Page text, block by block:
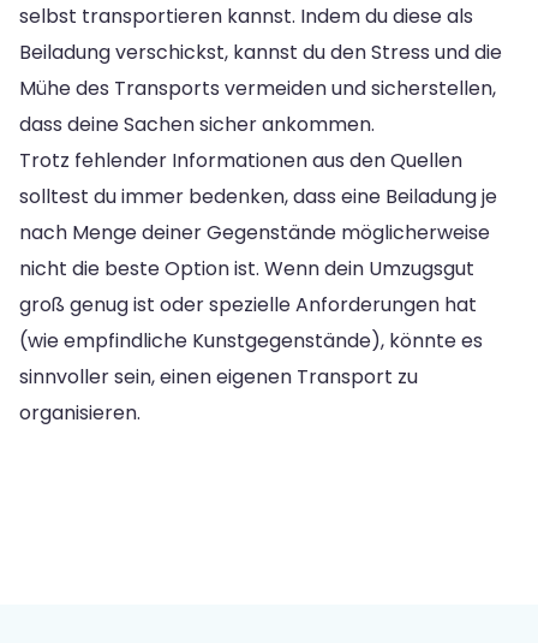
selbst transportieren kannst. Indem du diese als
Beiladung verschickst, kannst du den Stress und die
Mühe des Transports vermeiden und sicherstellen,
dass deine Sachen sicher ankommen.
Trotz fehlender Informationen aus den Quellen
solltest du immer bedenken, dass eine Beiladung je
nach Menge deiner Gegenstände möglicherweise
nicht die beste Option ist. Wenn dein Umzugsgut
groß genug ist oder spezielle Anforderungen hat
(wie empfindliche Kunstgegenstände), könnte es
sinnvoller sein, einen eigenen Transport zu
organisieren.